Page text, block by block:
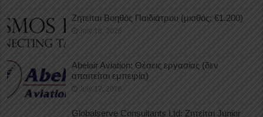
Ζητείται Βοηθός Παιδιάτρου (μισθός: €1.200)
July 18, 2026
Abelair Aviation: Θέσεις εργασίας (δεν
απαιτείται εμπειρία)
July 17, 2026
Globalserve Consultants Ltd: Ζητείται Junior